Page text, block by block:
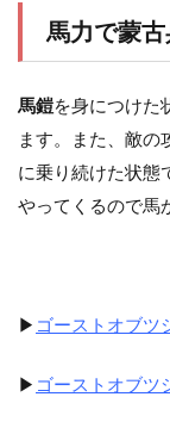
馬力で蒙
馬鎧を身につけた
ます。また、敵の
に乗り続けた状態
やってくるので馬
▶ ゴーストオブツ
▶ ゴーストオブツ